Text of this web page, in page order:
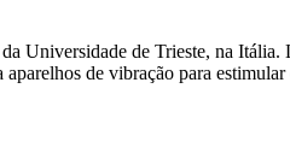
Universidade de Trieste, na
de vibração para